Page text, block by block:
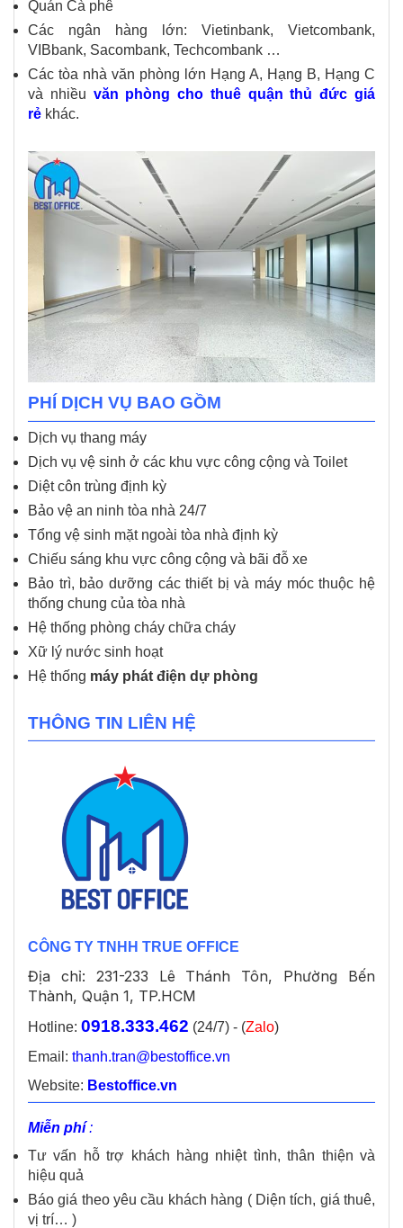
Quán Cà phê
Các ngân hàng lớn: Vietinbank, Vietcombank,
VIBbank, Sacombank, Techcombank …
Các tòa nhà văn phòng lớn Hạng A, Hạng B, Hạng C
và nhiều văn phòng cho thuê quận thủ đức giá
rẻ khác.
PHÍ DỊCH VỤ BAO GỒM
Dịch vụ thang máy
Dịch vụ vệ sinh ở các khu vực công cộng và Toilet
Diệt côn trùng định kỳ
Bảo vệ an ninh tòa nhà 24/7
Tổng vệ sinh mặt ngoài tòa nhà định kỳ
Chiếu sáng khu vực công cộng và bãi đỗ xe
Bảo trì, bảo dưỡng các thiết bị và máy móc thuộc hệ
thống chung của tòa nhà
Hệ thống phòng cháy chữa cháy
Xữ lý nước sinh hoạt
Hệ thống máy phát điện dự phòng
THÔNG TIN LIÊN HỆ
CÔNG TY TNHH TRUE OFFICE
Địa chỉ: 231-233 Lê Thánh Tôn, Phường Bến
Thành, Quận 1, TP.HCM
Hotline: 0918.333.462 (24/7) - (Zalo)
Email: thanh.tran@bestoffice.vn
Website: Bestoffice.vn
Miễn phí:
Tư vấn hỗ trợ khách hàng nhiệt tình, thân thiện và
hiệu quả
Báo giá theo yêu cầu khách hàng ( Diện tích, giá thuê,
vị trí… )